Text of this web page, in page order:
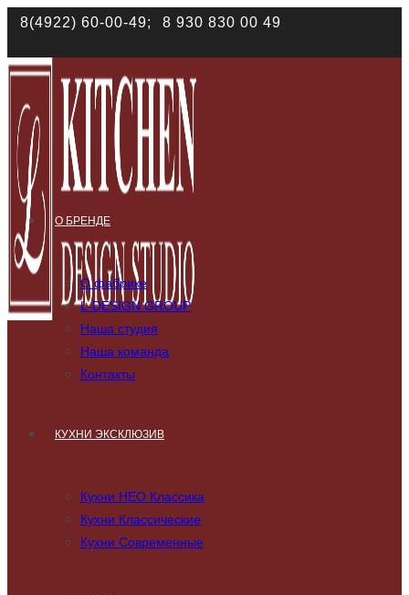
8(4922) 60-00-49; 8 930 830 00 49
О БРЕНДЕ
О фабрике
L-DESIGN GROUP
Наша студия
Наша команда
Контакты
КУХНИ ЭКСКЛЮЗИВ
Кухни НЕО Классика
Кухни Классические
Кухни Современные
Наш сайт использует файлы cookies. Продолжая им